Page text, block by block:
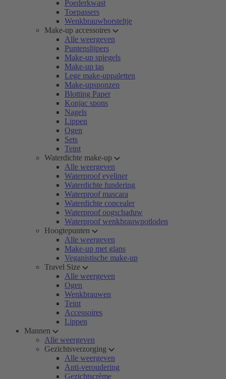
Poederkwast
Toepassers
Wenkbrauwborsteltje
Make-up accessoires
Alle weergeven
Puntenslijpers
Make-up spiegels
Make-up tas
Lege make-uppaletten
Make-upsponzen
Blotting Paper
Konjac spons
Nagels
Lippen
Ogen
Sets
Teint
Waterdichte make-up
Alle weergeven
Waterproof eyeliner
Waterdichte fundering
Waterproof mascara
Waterdichte concealer
Waterproof oogschaduw
Waterproof wenkbrauwpotloden
Hoogtepunten
Alle weergeven
Make-up met glans
Veganistische make-up
Travel Size
Alle weergeven
Ogen
Wenkbrauwen
Teint
Accessoires
Lippen
Mannen
Alle weergeven
Gezichtsverzorging
Alle weergeven
Anti-veroudering
Gezichtscrème